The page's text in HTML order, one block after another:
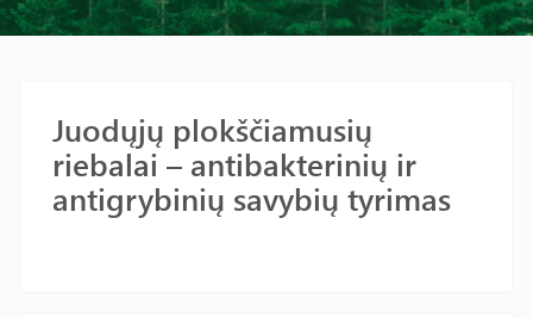
Juodųjų plokščiamusių
riebalai – antibakterinių ir
antigrybinių savybių tyrimas